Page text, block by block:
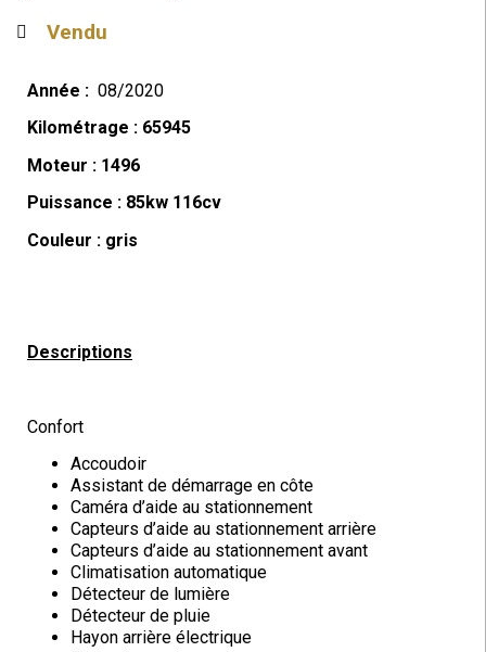
Vendu
Année : 08/2020
Kilométrage : 65945
Moteur : 1496
Puissance : 85kw 116cv
Couleur : gris
Descriptions
Confort
Accoudoir
Assistant de démarrage en côte
Caméra d’aide au stationnement
Capteurs d’aide au stationnement arrière
Capteurs d’aide au stationnement avant
Climatisation automatique
Détecteur de lumière
Détecteur de pluie
Hayon arrière électrique